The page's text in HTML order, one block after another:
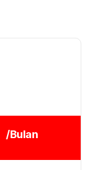
/Bulan